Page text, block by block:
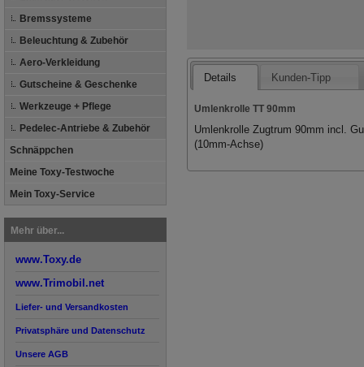
Bremssysteme
Beleuchtung & Zubehör
Aero-Verkleidung
Gutscheine & Geschenke
Werkzeuge + Pflege
Pedelec-Antriebe & Zubehör
Schnäppchen
Meine Toxy-Testwoche
Mein Toxy-Service
Mehr über...
www.Toxy.de
www.Trimobil.net
Liefer- und Versandkosten
Privatsphäre und Datenschutz
Unsere AGB
Details Kunden-Tipp
Umlenkrolle TT 90mm
Umlenkrolle Zugtrum 90mm incl.
(10mm-Achse)